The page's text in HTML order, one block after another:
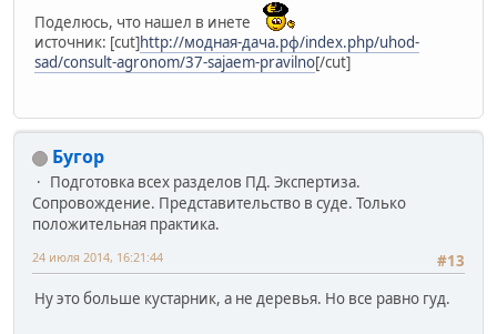
Поделюсь, что нашел в инете
источник: [cut]http://модная-дача.рф/index.php/uhod-
sad/consult-agronom/37-sajaem-pravilno[/cut]
Бугор
Подготовка всех разделов ПД. Экспертиза.
Сопровождение. Представительство в суде. Только
положительная практика.
#13
24 июля 2014, 16:21:44
Ну это больше кустарник, а не деревья. Но все равно гуд.